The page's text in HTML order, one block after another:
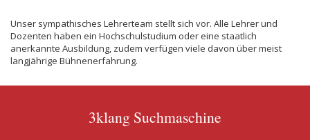
Unser sympathisches Lehrerteam stellt sich vor. Alle Lehrer und
Dozenten haben ein Hochschulstudium oder eine staatlich
anerkannte Ausbildung, zudem verfügen viele davon über meist
langjährige Bühnenerfahrung.
3klang Suchmaschine